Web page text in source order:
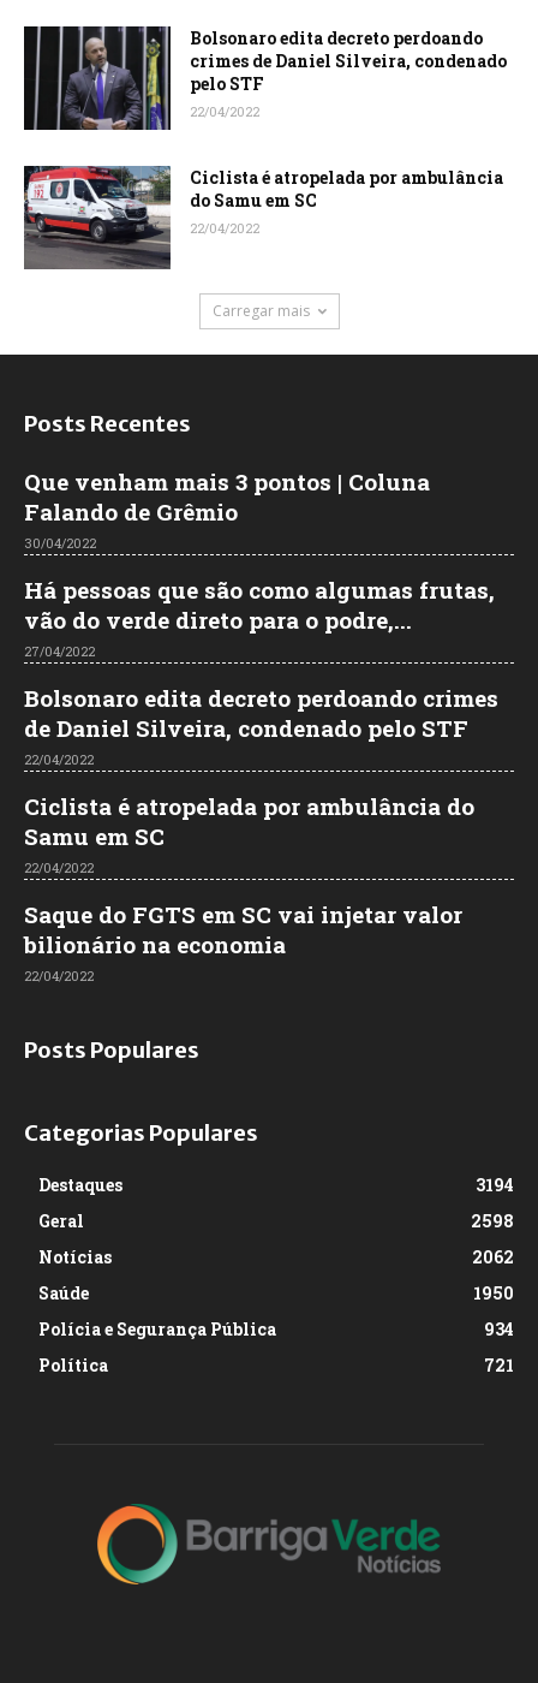
Bolsonaro edita decreto perdoando
crimes de Daniel Silveira, condenado
pelo STF
22/04/2022
Ciclista é atropelada por ambulância
do Samu em SC
22/04/2022
Carregar mais
Posts Recentes
Que venham mais 3 pontos | Coluna
Falando de Grêmio
30/04/2022
Há pessoas que são como algumas frutas,
vão do verde direto para o podre,...
27/04/2022
Bolsonaro edita decreto perdoando crimes
de Daniel Silveira, condenado pelo STF
22/04/2022
Ciclista é atropelada por ambulância do
Samu em SC
22/04/2022
Saque do FGTS em SC vai injetar valor
bilionário na economia
22/04/2022
Posts Populares
Categorias Populares
Destaques
3194
Geral
2598
Notícias
2062
Saúde
1950
Polícia e Segurança Pública
934
Política
721